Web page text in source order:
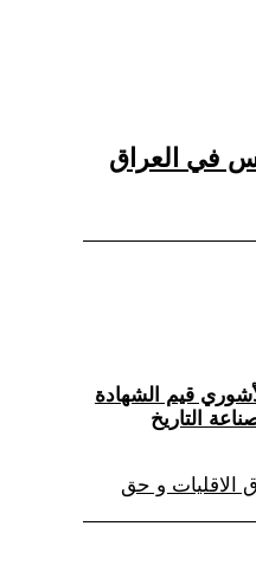
قيم الشهادة
التاريخ
الاقليات و حق